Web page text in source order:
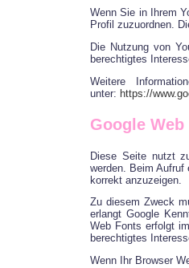
Wenn Sie in Ihrem
Profil zuzuordnen.
Die Nutzung von
berechtigtes
Weitere
unter: https://
Google
Diese Seite nutzt
werden. Beim Aufruf
korrekt anzuzeigen.
Zu diesem Zweck
erlangt Google
Web Fonts erfolgt
berechtigtes
Wenn Ihr Browser